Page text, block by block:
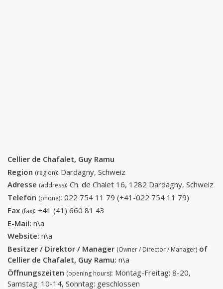
Cellier de Chafalet, Guy Ramu
Region (region): Dardagny, Schweiz
Adresse (address): Ch. de Chalet 16, 1282 Dardagny, Schweiz
Telefon (phone): 022 754 11 79 (+41-022 754 11 79)
Fax (fax): +41 (41) 660 81 43
E-Mail: n\a
Website: n\a
Besitzer / Direktor / Manager (Owner / Director / Manager) of
Cellier de Chafalet, Guy Ramu: n\a
Öffnungszeiten (opening hours): Montag-Freitag: 8-20,
Samstag: 10-14, Sonntag: geschlossen